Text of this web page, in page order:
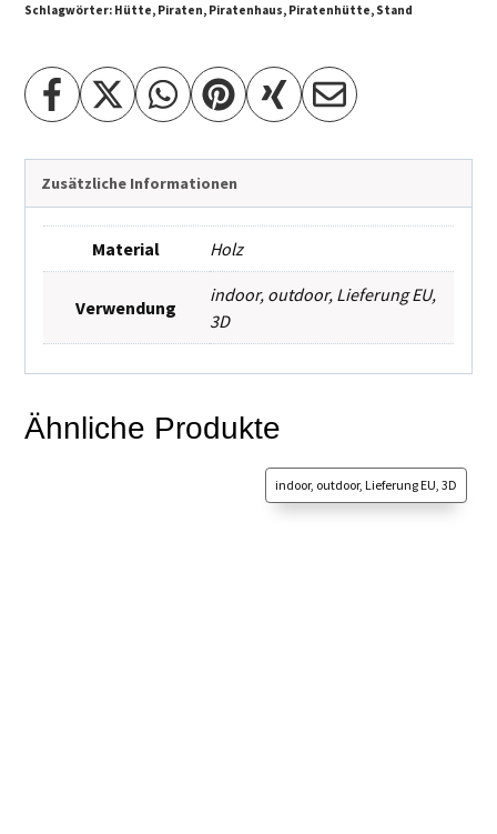
Schlagwörter: Hütte, Piraten, Piratenhaus, Piratenhütte, Stand
Zusätzliche Informationen
Material Holz
Verwendung
indoor, outdoor, Lieferung EU,
3D
Ähnliche Produkte
indoor, outdoor, Lieferung EU, 3D